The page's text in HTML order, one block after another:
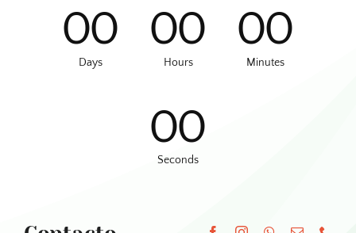
00
Days
00
Hours
00
Minutes
00
Seconds